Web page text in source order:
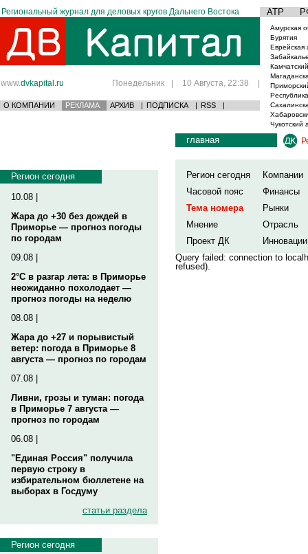
Региональный журнал для деловых кругов Дальнего Востока АТР
www.dvkapital.ru Понедельник | 10 Августа, 22:38 |
О КОМПАНИИ РЕКЛАМА АРХИВ | ПОДПИСКА | RSS |
Амурская
Бурятия
Еврейская
Чукотский
Регион сегодня
10.08 |
Жара до +30 без дождей в
Приморье — прогноз погоды
по городам
09.08 |
2°C в разгар лета: в Приморье
неожиданно похолодает —
прогноз погоды на неделю
08.08 |
Жара до +27 и порывистый
ветер: погода в Приморье 8
августа — прогноз по городам
07.08 |
Ливни, грозы и туман: погода
в Приморье 7 августа —
прогноз по городам
06.08 |
"Единая Россия" получила
первую строку в
избирательном бюллетене на
выборах в Госдуму
статьи раздела
Регион сегодня
главная
Регион сегодня
Компании
Часовой пояс
Финансы
Тема номера
Рынки
Мнение
Отрасль
Проект ДК
Инновации
Query failed: connection to
refused).